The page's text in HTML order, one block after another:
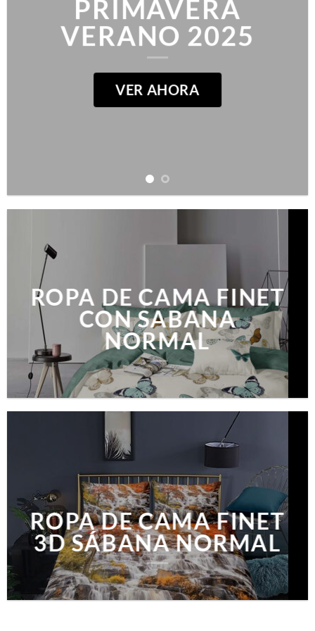
PRIMAVERA
VERANO 2025
VER AHORA
ROPA DE CAMA FINET
CON SABANA
NORMAL
ROPA DE CAMA FINET
3D SÁBANA NORMAL